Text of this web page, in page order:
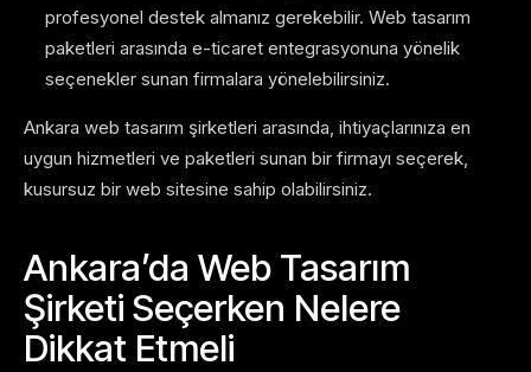
profesyonel destek almanız gerekebilir. Web tasarım
paketleri arasında e-ticaret entegrasyonuna yönelik
seçenekler sunan firmalara yönelebilirsiniz.
Ankara web tasarım şirketleri arasında, ihtiyaçlarınıza en
uygun hizmetleri ve paketleri sunan bir firmayı seçerek,
kusursuz bir web sitesine sahip olabilirsiniz.
Ankara’da Web Tasarım
Şirketi Seçerken Nelere
Dikkat Etmeli